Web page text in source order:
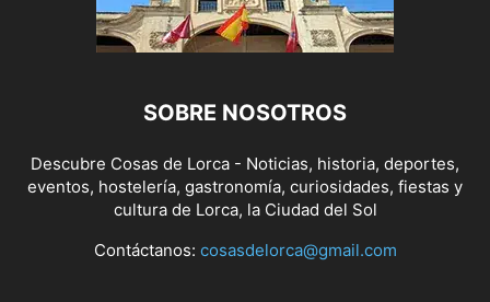
SOBRE NOSOTROS
Descubre Cosas de Lorca - Noticias, historia, deportes,
eventos, hostelería, gastronomía, curiosidades, fiestas y
cultura de Lorca, la Ciudad del Sol
Contáctanos: cosasdelorca@gmail.com